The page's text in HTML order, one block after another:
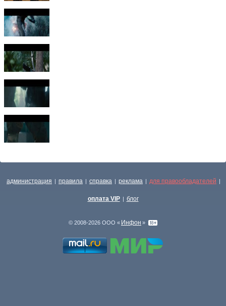
администрация | правила | справка | реклама | для правообладателей |
оплата VIP | блог
© 2008-2026 ООО « Инфон »